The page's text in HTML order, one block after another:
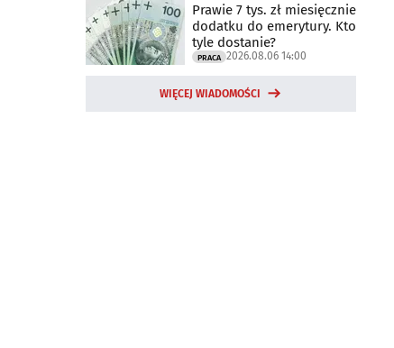
Prawie 7 tys. zł miesięcznie
dodatku do emerytury. Kto
tyle dostanie?
PRACA 2026.08.06 14:00
WIĘCEJ WIADOMOŚCI